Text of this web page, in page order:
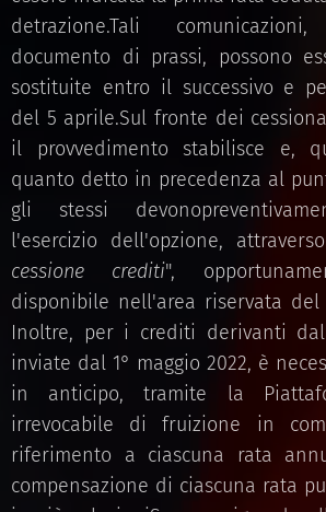
detrazione.Tali
documento di prassi, possono
sostituite entro il successivo e
del 5 aprile.Sul fronte dei
il provvedimento stabilisce e,
quanto detto in precedenza al
gli stessi
l'esercizio dell'opzione,
cessione crediti",
disponibile nell'area riservata del
Inoltre, per i crediti derivanti
inviate dal 1° maggio 2022, è
in anticipo, tramite la
irrevocabile di fruizione in
riferimento a ciascuna rata
compensazione di ciascuna rata